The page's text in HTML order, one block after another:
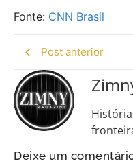
Fonte: CNN Brasil
Post anterior
Deixe um